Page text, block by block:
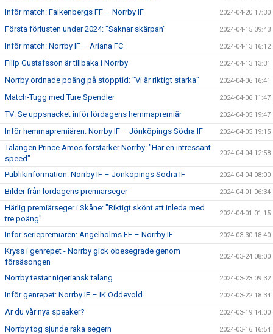
Inför match: Falkenbergs FF – Norrby IF 2024-04-20 17:30
Första förlusten under 2024: "Saknar skärpan" 2024-04-15 09:43
Inför match: Norrby IF – Ariana FC 2024-04-13 16:12
Filip Gustafsson är tillbaka i Norrby 2024-04-13 13:31
Norrby ordnade poäng på stopptid: "Vi är riktigt starka" 2024-04-06 16:41
Match-Tugg med Ture Spendler 2024-04-06 11:47
TV: Se uppsnacket inför lördagens hemmapremiär 2024-04-05 19:47
Inför hemmapremiären: Norrby IF – Jönköpings Södra IF 2024-04-05 19:15
Talangen Prince Amos förstärker Norrby: "Har en intressant
speed"
2024-04-04 12:58
Publikinformation: Norrby IF – Jönköpings Södra IF 2024-04-04 08:00
Bilder från lördagens premiärseger 2024-04-01 06:34
Härlig premiärseger i Skåne: "Riktigt skönt att inleda med
tre poäng"
2024-04-01 01:15
Inför seriepremiären: Ängelholms FF – Norrby IF 2024-03-30 18:40
Kryss i genrepet - Norrby gick obesegrade genom
försäsongen
2024-03-24 08:00
Norrby testar nigeriansk talang 2024-03-23 09:32
Inför genrepet: Norrby IF – IK Oddevold 2024-03-22 18:34
Är du vår nya speaker? 2024-03-19 14:00
Norrby tog sjunde raka segern 2024-03-16 16:54